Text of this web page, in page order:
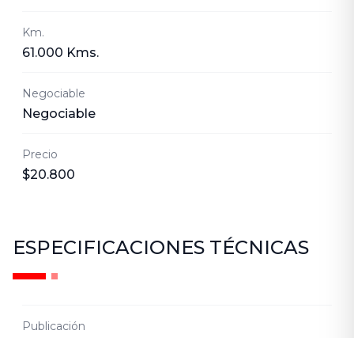
Km.
61.000 Kms.
Negociable
Negociable
Precio
$20.800
ESPECIFICACIONES TÉCNICAS
Publicación